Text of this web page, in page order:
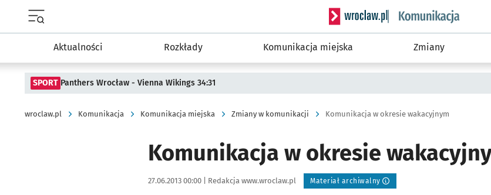
Serwis informacyjny wroclaw.pl
Aktualności Rozkłady Komunikacja miejska Zmiany
SPORT Panthers Wrocław - Vienna Wikings 34:31
wroclaw.pl Komunikacja Komunikacja miejska Zmiany w komunikacji Komunikacja w okresie wakacyjnym
Komunikacja w okresie
Data publikacji:
27.06.2013 00:00 | Autor:
Redakcja www.wroclaw.pl Materiał archiwalny